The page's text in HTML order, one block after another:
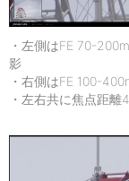
・左側はFE 70-
影
・右側はFE 100-
・左右共に焦点距